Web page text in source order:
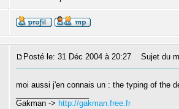
Posté le: 31 Déc 2004 à 20:27 Sujet du
moi aussi j'en connais un : the typing of the
Gakman -> http://gakman.free.fr